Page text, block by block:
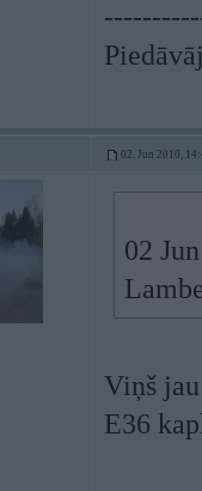
02. Jun 2010,
02
Viņš
E36